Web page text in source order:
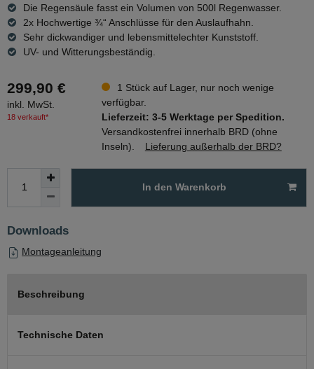
Die Regensäule fasst ein Volumen von 500l Regenwasser.
2x Hochwertige ¾“ Anschlüsse für den Auslaufhahn.
Sehr dickwandiger und lebensmittelechter Kunststoff.
UV- und Witterungsbeständig.
299,90 €
inkl. MwSt.
18 verkauft*
1 Stück auf Lager, nur noch wenige
verfügbar.
Lieferzeit: 3-5 Werktage per Spedition.
Versandkostenfrei innerhalb BRD (ohne
Inseln).
Lieferung außerhalb der BRD?
In den Warenkorb
Downloads
Montageanleitung
Beschreibung
Technische Daten